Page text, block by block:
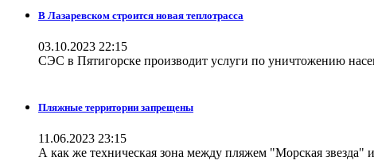
В Лазаревском строится новая теплотрасса
03.10.2023 22:15
СЭС в Пятигорске производит услуги по уничтожению
Пляжные территории запрещены
11.06.2023 23:15
А как же техническая зона между пляжем "Морская